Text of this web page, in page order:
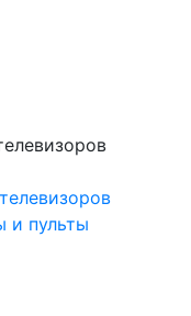
и пульты